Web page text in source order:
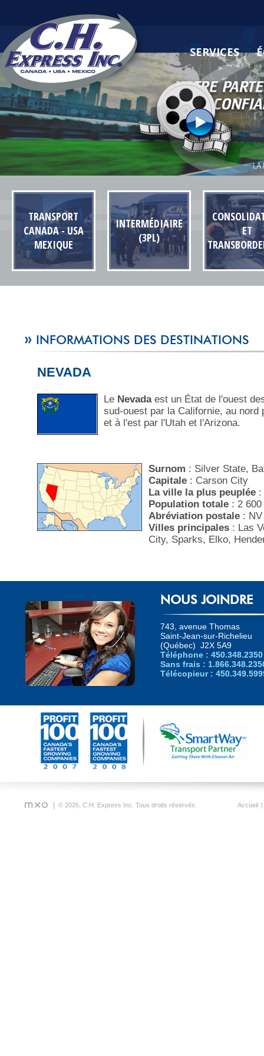
SERVICES
TRANSPORT
CANADA - USA
MEXIQUE
INTERMÉDIAIRE
(3PL)
ET
» INFORMATIONS DES DESTINATIONS
NEVADA
Le Nevadaest un État de l'ouest
sud-ouest par la Californie, au nord
et à l'est par l'Utah et l'Arizona.
Surnom : Silver State,
Capitale : Carson City
La ville la plus peuplée :
Population totale : 2
Abréviation postale : NV
Villes principales : Las
City, Sparks, Elko,
NOUS JOINDRE
743, avenue Thomas
Saint-Jean-sur-Richelieu
(Québec) J2X 5A9
Téléphone : 450.348.2350
Sans frais :
Télécopieur :
© 2026, C.H. Express Inc. Tous droits réservés. Accueil